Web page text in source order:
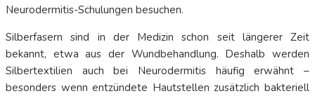
Neurodermitis-Schulungen besuchen.
Silberfasern sind in der Medizin schon seit längerer Zeit
bekannt, etwa aus der Wundbehandlung. Deshalb werden
Silbertextilien auch bei Neurodermitis häufig erwähnt –
besonders wenn entzündete Hautstellen zusätzlich bakteriell